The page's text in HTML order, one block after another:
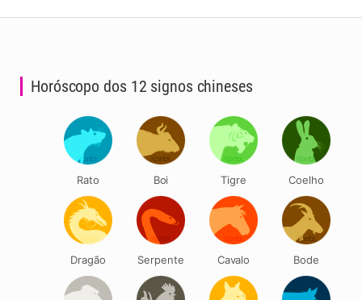
Horóscopo dos 12 signos chineses
Rato Boi Tigre Coelho
Dragão Serpente Cavalo Bode